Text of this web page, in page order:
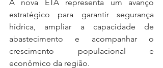
A nova ETA representa um avanço
estratégico para garantir segurança
hídrica, ampliar a capacidade de
abastecimento e acompanhar o
crescimento populacional e
econômico da região.